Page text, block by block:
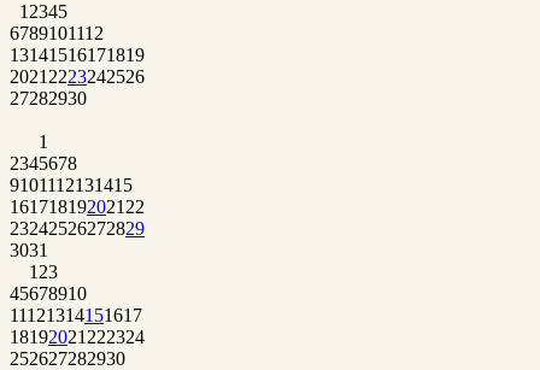
1 2345
6789101112
13141516171819
2021 2223242526
27282930
1
2345678
9101112131415
161718192021 22
23242526272829
3031
1 23
45678910
11121314151617
18192021 222324
252627282930